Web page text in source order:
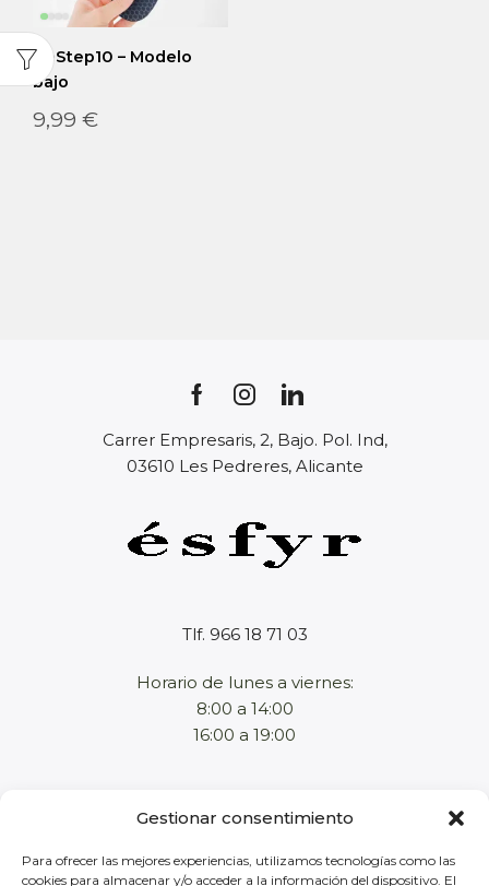
Gestionar consentimiento
Para ofrecer las mejores experiencias, utilizamos tecnologías como las
cookies para almacenar y/o acceder a la información del dispositivo. El
ReStep10 – Modelo
bajo
9,99 €
Carrer Empresaris, 2, Bajo. Pol. Ind,
03610 Les Pedreres, Alicante
Tlf. 966 18 71 03
Horario de lunes a viernes:
8:00 a 14:00
16:00 a 19:00
Productos